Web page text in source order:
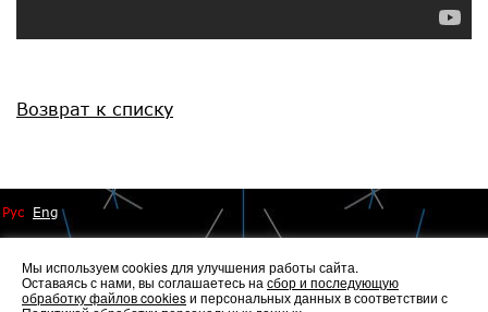
Возврат к списку
Рус Eng
Мы используем cookies для улучшения работы сайта.
Оставаясь с нами, вы соглашаетесь на сбор и последующую
обработку файлов cookiesи персональных данных в соответствии с